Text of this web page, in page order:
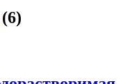
(6)